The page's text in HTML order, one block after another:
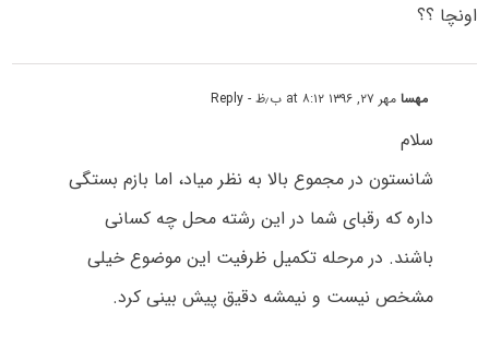
اونچا ؟؟
مهسامهر ۲۷, ۱۳۹۶ at ۸:۱۲ ب٫ظ - Reply
سلام
شانستون در مجموع بالا به نظر میاد، اما بازم بستگی
داره که رقبای شما در این رشته محل چه کسانی
باشند. در مرحله تکمیل ظرفیت این موضوع خیلی
مشخص نیست و نیمشه دقیق پیش بینی کرد.